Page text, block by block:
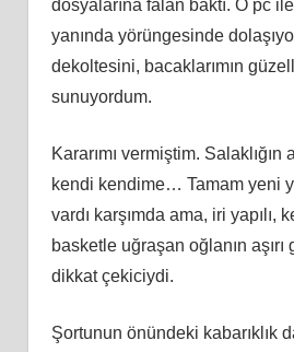
dosyalarına falan baktı. O pc
yanında yörüngesinde
dekoltesini, bacaklarımın
sunuyordum.
Kararımı vermiştim.
kendi kendime… Tamam yeni
vardı karşımda ama, iri yapılı,
basketle uğraşan oğlanın aşırı
dikkat çekiciydi.
Şortunun önündeki kabarıklık